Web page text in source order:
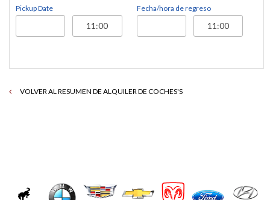
Pickup Date Fecha/hora de regreso
VOLVER AL RESUMEN DE ALQUILER DE COCHES'S